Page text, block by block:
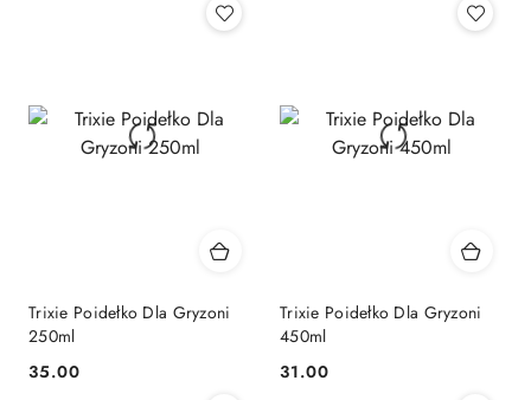
Trixie Poidełko Dla Gryzoni
250ml
Cena:
35.00
Trixie Poidełko Dla Gryzoni
450ml
Cena:
31.00